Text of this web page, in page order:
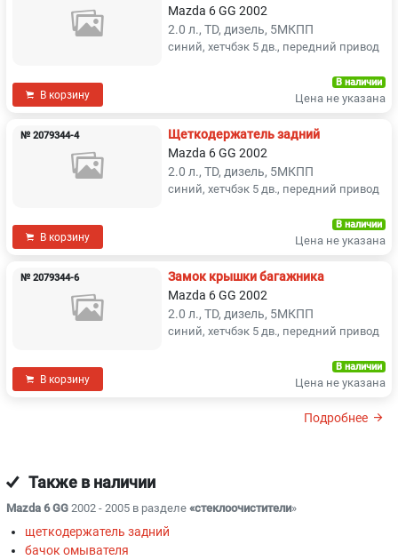
Mazda 6 GG 2002
2.0 л., TD, дизель, 5МКПП
синий, хетчбэк 5 дв., передний привод
В корзину
В наличии
Цена не указана
№ 2079344-4
Щеткодержатель задний
Mazda 6 GG 2002
2.0 л., TD, дизель, 5МКПП
синий, хетчбэк 5 дв., передний привод
В корзину
В наличии
Цена не указана
№ 2079344-6
Замок крышки багажника
Mazda 6 GG 2002
2.0 л., TD, дизель, 5МКПП
синий, хетчбэк 5 дв., передний привод
В корзину
В наличии
Цена не указана
Подробнее
Также в наличии
Mazda 6 GG 2002 - 2005 в разделе «стеклоочистители»
щеткодержатель задний
бачок омывателя